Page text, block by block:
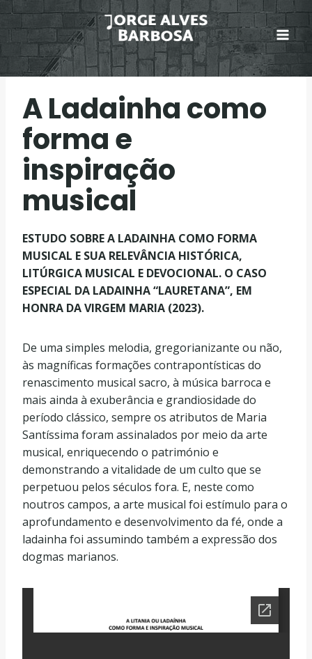
Skip
content
A Ladainha como
forma e
inspiração
musical
ESTUDO SOBRE A LADAINHA COMO FORMA
MUSICAL E SUA RELEVÂNCIA HISTÓRICA,
LITÚRGICA MUSICAL E DEVOCIONAL. O CASO
ESPECIAL DA LADAINHA “LAURETANA”, EM
HONRA DA VIRGEM MARIA (2023).
De uma simples melodia, gregorianizante ou não,
às magníficas formações contrapontísticas do
renascimento musical sacro, à música barroca e
mais ainda à exuberância e grandiosidade do
período clássico, sempre os atributos de Maria
Santíssima foram assinalados por meio da arte
musical, enriquecendo o património e
demonstrando a vitalidade de um culto que se
perpetuou pelos séculos fora. E, neste como
noutros campos, a arte musical foi estímulo para o
aprofundamento e desenvolvimento da fé, onde a
ladainha foi assumindo também a expressão dos
dogmas marianos.